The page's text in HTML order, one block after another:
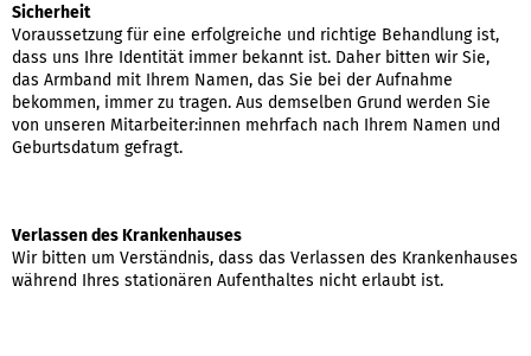
Sicherheit
Voraussetzung für eine erfolgreiche und richtige Behandlung ist,
dass uns Ihre Identität immer bekannt ist. Daher bitten wir Sie,
das Armband mit Ihrem Namen, das Sie bei der Aufnahme
bekommen, immer zu tragen. Aus demselben Grund werden Sie
von unseren Mitarbeiter:innen mehrfach nach Ihrem Namen und
Geburtsdatum gefragt.
Verlassen des Krankenhauses
Wir bitten um Verständnis, dass das Verlassen des Krankenhauses
während Ihres stationären Aufenthaltes nicht erlaubt ist.